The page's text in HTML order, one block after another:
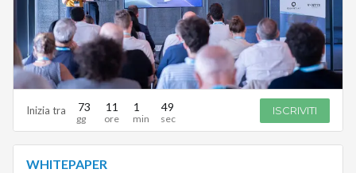
Inizia tra 73 11 1 48 ISCRIVITI
WHITEPAPER